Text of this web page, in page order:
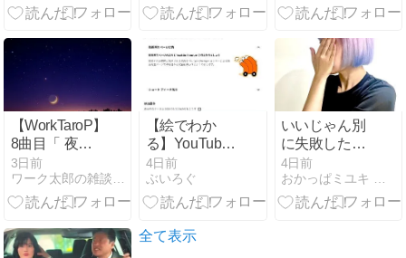
購入方法につ
約開始日や購
ても！
も調査！
【WorkTaroP】
8曲目「 夜に
消えた月がま
た輝くように
(feat.初音ミ
ました！
3日前
【絵でわか
る】YouTube
収益化、最初
のハードルを
越えた！申請
4日前
ぶいろぐ
いいじゃん別
に失敗したっ
て
4日前
全て表示